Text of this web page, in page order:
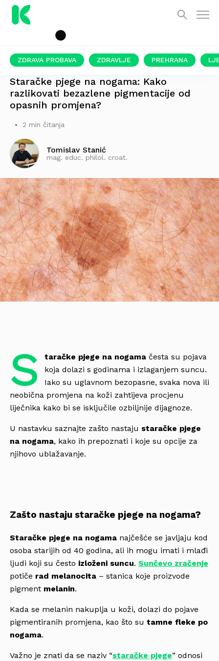
ZDRAVA PROBAVA ZDRAVLJE PREHRANA
Staračke pjege na nogama: Kako
razlikovati bezazlene pigmentacije od
opasnih promjena?
2 min čitanja
Tomislav Stanić
mag. educ. philol. croat.
S taračke pjege na nogamačesta su pojava
koja dolazi s godinama i izlaganjem suncu.
Iako su uglavnom bezopasne, svaka nova ili
neobična promjena na koži zahtijeva procjenu
liječnika kako bi se isključile ozbiljnije dijagnoze.
U nastavku saznajte zašto nastaju staračke pjege
na nogama, kako ih prepoznati i koje su opcije za
njihovo ublažavanje.
Zašto nastaju staračke pjege na nogama?
Staračke pjege na nogama najčešće se javljaju kod
osoba starijih od 40 godina, ali ih mogu imati i mlađi
ljudi koji su često izloženi suncu. Sunčevo zračenje
potiče rad melanocita – stanica koje proizvode
pigment melanin.
Kada se melanin nakuplja u koži, dolazi do pojave
pigmentiranih promjena, kao što su tamne fleke po
nogama.
Važno je znati da se naziv “staračke pjege” odnosi